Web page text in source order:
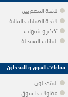
لائحة المصدريين
لائحة العمليات المالية
تذكير و تنبيهات
البيانات المسجلة
مقاولات السوق و المتدخلون
المتدخلون
مقاولات السوق